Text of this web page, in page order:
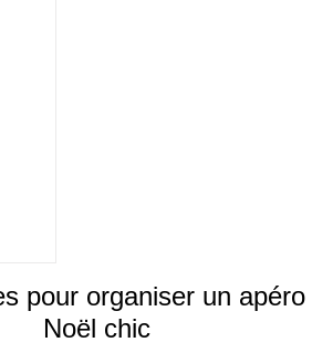
pour organiser un apéro
Noël chic